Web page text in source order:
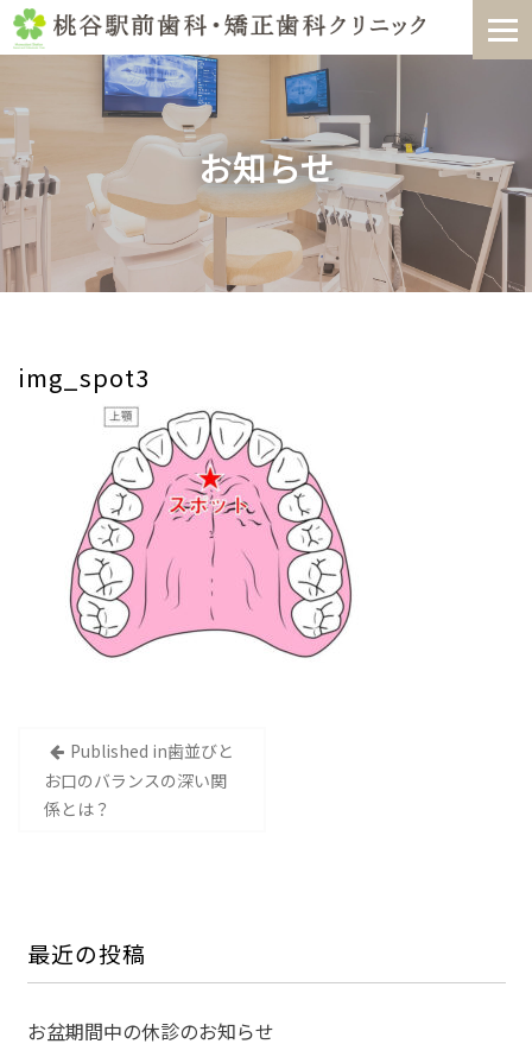
Skip
to
お知らせ
img_spot3
投
稿
ナ
シ
ョ
ン
Published in歯並びと
お口のバランスの深い関
係とは？
最近の投稿
お盆期間中の休診のお知らせ